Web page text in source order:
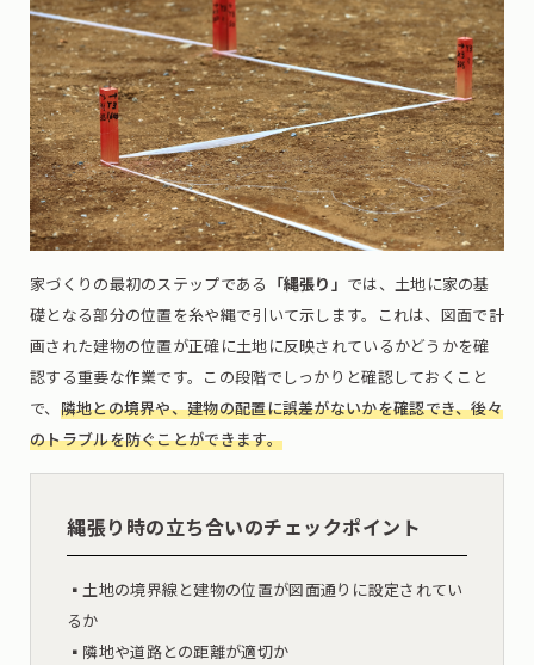
家づくりの最初のステップである 「縄張り」 では、土地に家の基
礎となる部分の位置を糸や縄で引いて示します。これは、図面で計
画された建物の位置が正確に土地に反映されているかどうかを確
認する重要な作業です。この段階でしっかりと確認しておくこと
で、 隣地との境界や、建物の配置に誤差がないかを確認でき、後々
のトラブルを防ぐことができます。
縄張り時の立ち合いのチェックポイント
▪︎土地の境界線と建物の位置が図面通りに設定されてい
るか
▪︎隣地や道路との距離が適切か